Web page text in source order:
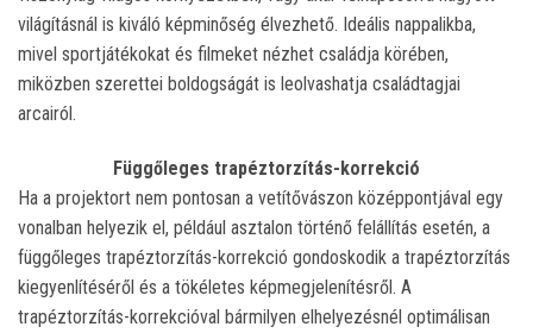
világításnál is kiváló képminőség élvezhető. Ideális nappalikba,
mivel sportjátékokat és filmeket nézhet családja körében,
miközben szerettei boldogságát is leolvashatja családtagjai
arcairól.
Függőleges trapéztorzítás-korrekció
Ha a projektort nem pontosan a vetítővászon középpontjával egy
vonalban helyezik el, például asztalon történő felállítás esetén, a
függőleges trapéztorzítás-korrekció gondoskodik a trapéztorzítás
kiegyenlítéséről és a tökéletes képmegjelenítésről. A
trapéztorzítás-korrekcióval bármilyen elhelyezésnél optimálisan